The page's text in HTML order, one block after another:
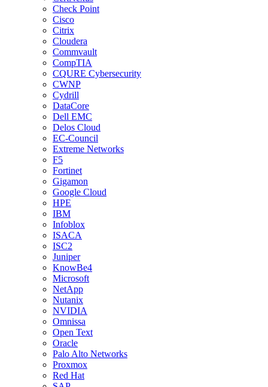
Check Point
Cisco
Citrix
Cloudera
Commvault
CompTIA
CQURE Cybersecurity
CWNP
Cydrill
DataCore
Dell EMC
Delos Cloud
EC-Council
Extreme Networks
F5
Fortinet
Gigamon
Google Cloud
HPE
IBM
Infoblox
ISACA
ISC2
Juniper
KnowBe4
Microsoft
NetApp
Nutanix
NVIDIA
Omnissa
Open Text
Oracle
Palo Alto Networks
Proxmox
Red Hat